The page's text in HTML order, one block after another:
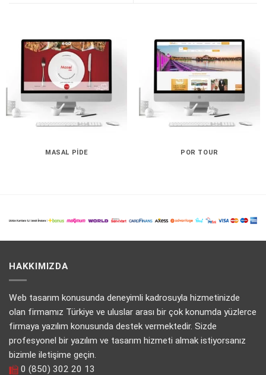
MASAL PIDE POR TOUR
HAKKIMIZDA
Web tasarım konusunda deneyimli kadrosuyla hizmetinizde
olan firmamız Türkiye ve uluslar arası bir çok konumda yüzlerce
firmaya yazılım konusunda destek vermektedir. Sizde
profesyonel bir yazılım ve tasarım hizmeti almak istiyorsanız
bizimle iletişime geçin.
0 (850) 302 20 13